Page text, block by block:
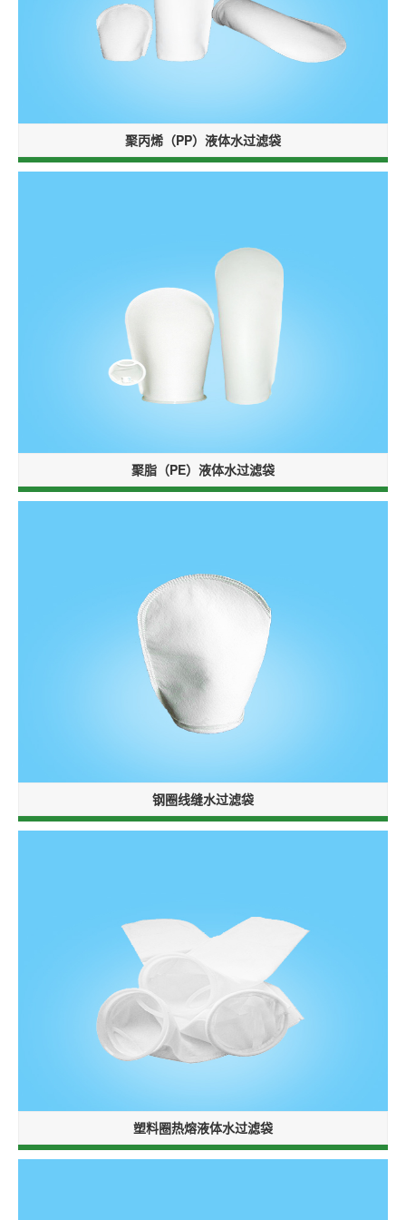
聚丙烯（PP）液体水过滤袋
聚脂（PE）液体水过滤袋
钢圈线缝水过滤袋
塑料圈热熔液体水过滤袋